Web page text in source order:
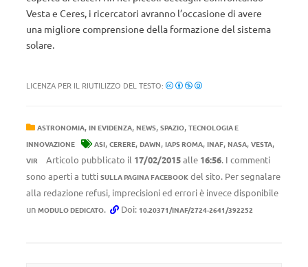
Vesta e Ceres, i ricercatori avranno l’occasione di avere
una migliore comprensione della formazione del sistema
solare.
LICENZA PER IL RIUTILIZZO DEL TESTO:
ASTRONOMIA, IN EVIDENZA, NEWS, SPAZIO, TECNOLOGIA E
INNOVAZIONE
ASI, CERERE, DAWN, IAPS ROMA, INAF, NASA, VESTA,
VIR Articolo pubblicato il 17/02/2015alle 16:56. I commenti
sono aperti a tutti SULLA PAGINA FACEBOOK del sito. Per segnalare
alla redazione refusi, imprecisioni ed errori è invece disponibile
un MODULO DEDICATO. Doi: 10.20371/INAF/2724-2641/392252